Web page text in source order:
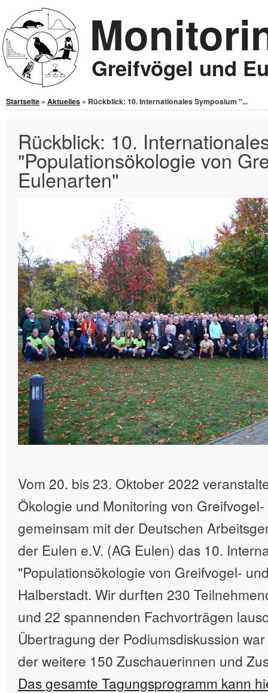
Jump to Content
Greifvögel und
Sie sind hier
Startseite » Aktuelles » Rückblick: 10. Internationales Symposium "...
Rückblick: 10.
"Populationsökologie von
Eulenarten"
Vom 20. bis 23. Oktober 2022
Ökologie und Monitoring von
gemeinsam mit der Deutschen
der Eulen e.V. (AG Eulen) das 10.
"Populationsökologie von Greifvogel-
Halberstadt. Wir durften 230
und 22 spannenden Fachvorträgen
Übertragung der Podiumsdiskussion
der weitere 150 Zuschauerinnen und
Das gesamte Tagungsprogramm kann